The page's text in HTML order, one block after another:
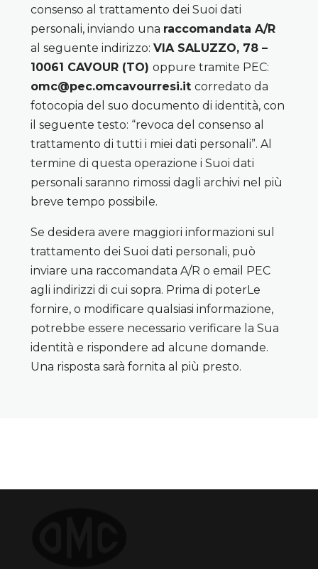
consenso al trattamento dei Suoi dati
personali, inviando una raccomandata A/R
al seguente indirizzo: VIA SALUZZO, 78 –
10061 CAVOUR (TO) oppure tramite PEC:
omc@pec.omcavourresi.it corredato da
fotocopia del suo documento di identità, con
il seguente testo: “revoca del consenso al
trattamento di tutti i miei dati personali”. Al
termine di questa operazione i Suoi dati
personali saranno rimossi dagli archivi nel più
breve tempo possibile.
Se desidera avere maggiori informazioni sul
trattamento dei Suoi dati personali, può
inviare una raccomandata A/R o email PEC
agli indirizzi di cui sopra. Prima di poterLe
fornire, o modificare qualsiasi informazione,
potrebbe essere necessario verificare la Sua
identità e rispondere ad alcune domande.
Una risposta sarà fornita al più presto.